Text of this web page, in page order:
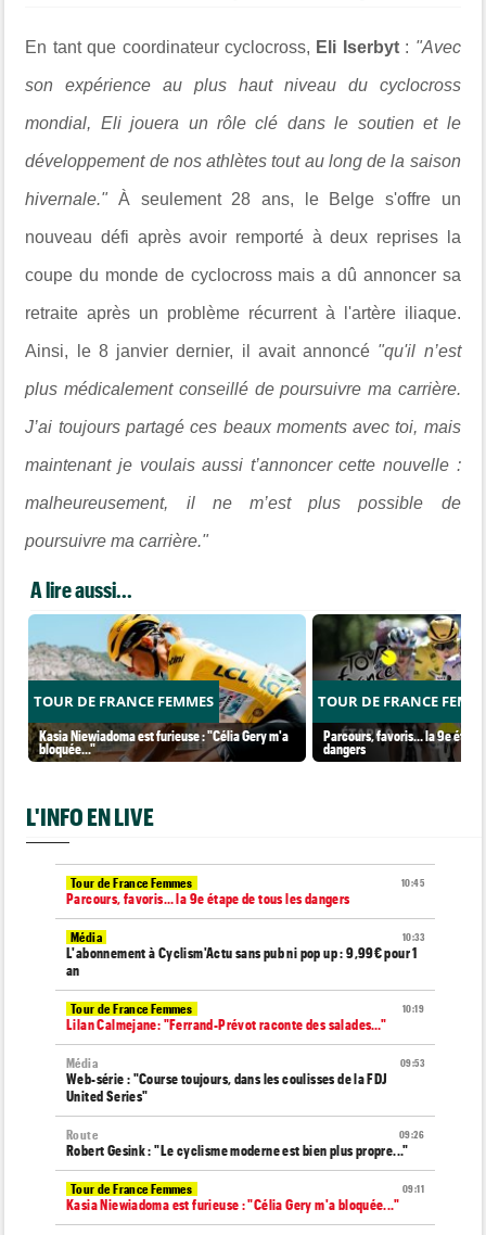
En tant que coordinateur cyclocross, Eli Iserbyt : "Avec
son expérience au plus haut niveau du cyclocross
mondial, Eli jouera un rôle clé dans le soutien et le
développement de nos athlètes tout au long de la saison
hivernale."À seulement 28 ans, le Belge s'offre un
nouveau défi après avoir remporté à deux reprises la
coupe du monde de cyclocross mais a dû annoncer sa
retraite après un problème récurrent à l'artère iliaque.
Ainsi, le 8 janvier dernier, il avait annoncé "qu'il n’est
plus médicalement conseillé de poursuivre ma carrière.
J’ai toujours partagé ces beaux moments avec toi, mais
maintenant je voulais aussi t’annoncer cette nouvelle :
malheureusement, il ne m’est plus possible de
poursuivre ma carrière."
A lire aussi...
TOUR DE FRANCE FEMMES
Kasia Niewiadoma est furieuse : "Célia Gery m'a
bloquée..."
TOUR DE FRANCE
Parcours, favoris… la 9e étape
dangers
L'INFO EN LIVE
10:45
Tour de France Femmes
Parcours, favoris… la 9e étape de tous les dangers
10:33
Média
L'abonnement à Cyclism'Actu sans pub ni pop up : 9,99€ pour 1
an
10:19
Tour de France Femmes
Lilan Calmejane: "Ferrand-Prévot raconte des salades…"
09:53
Média
Web-série : "Course toujours, dans les coulisses de la FDJ
United Series"
09:26
Route
Robert Gesink : "Le cyclisme moderne est bien plus propre..."
09:11
Tour de France Femmes
Kasia Niewiadoma est furieuse : "Célia Gery m'a bloquée..."